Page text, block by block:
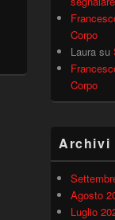
Corpo
Laura su
Corpo
Archivi
Agosto
Luglio